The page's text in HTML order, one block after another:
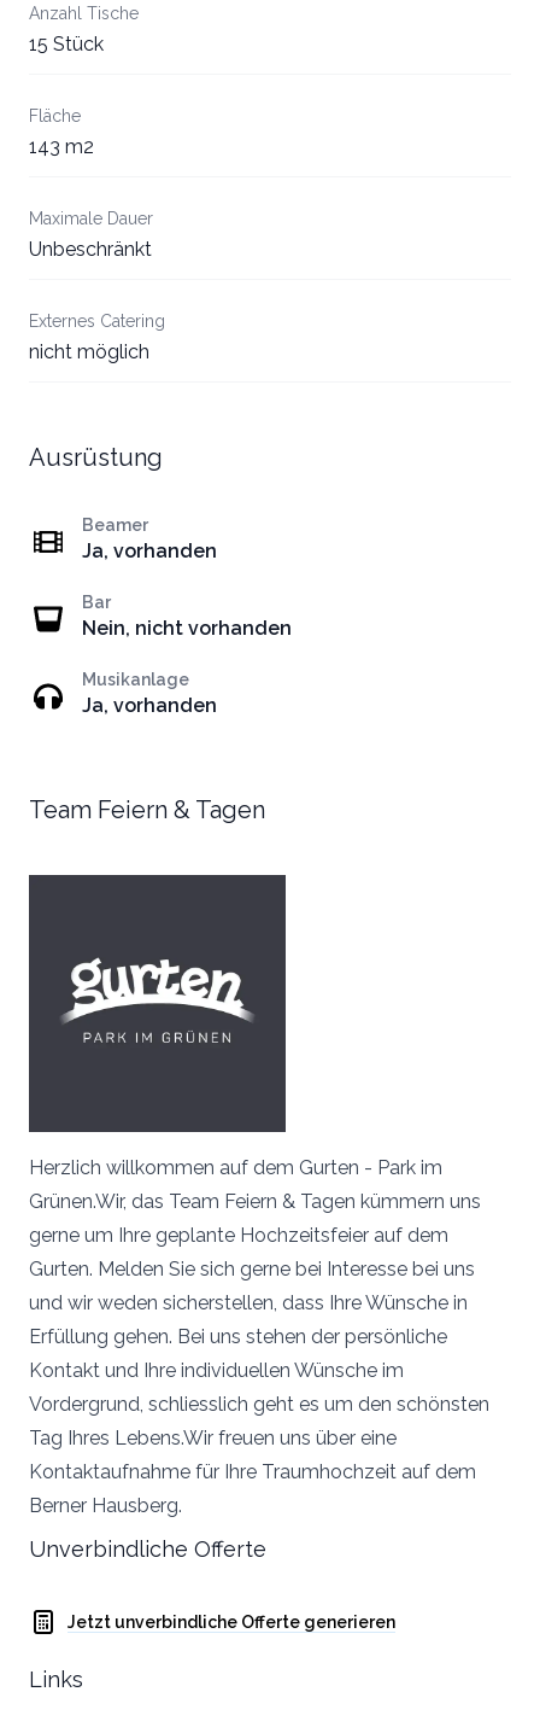
Anzahl Tische
15 Stück
Fläche
143 m2
Maximale Dauer
Unbeschränkt
Externes Catering
nicht möglich
Ausrüstung
Beamer
Ja, vorhanden
Bar
Nein, nicht vorhanden
Musikanlage
Ja, vorhanden
Team Feiern & Tagen
Herzlich willkommen auf dem Gurten - Park im
Grünen.Wir, das Team Feiern & Tagen kümmern uns
gerne um Ihre geplante Hochzeitsfeier auf dem
Gurten. Melden Sie sich gerne bei Interesse bei uns
und wir weden sicherstellen, dass Ihre Wünsche in
Erfüllung gehen. Bei uns stehen der persönliche
Kontakt und Ihre individuellen Wünsche im
Vordergrund, schliesslich geht es um den schönsten
Tag Ihres Lebens.Wir freuen uns über eine
Kontaktaufnahme für Ihre Traumhochzeit auf dem
Berner Hausberg.
Unverbindliche Offerte
Jetzt unverbindliche Offerte generieren
Links